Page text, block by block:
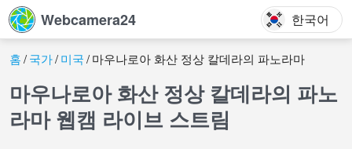
Webcamera24 한국어
홈 국가 미국 마우나로아 화산 정상 칼데라의 파노라마
마우나로아 화산 정상 칼데라의 파노
라마 웹캠 라이브 스트림